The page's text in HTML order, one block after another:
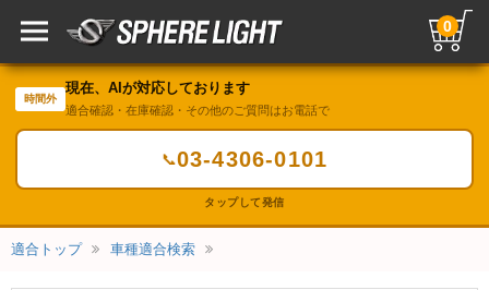
0
時間外
現在、AIが対応しております
適合確認・在庫確認・その他のご質問はお電話で
📞03-4306-0101
タップして発信
適合トップ 車種適合検索